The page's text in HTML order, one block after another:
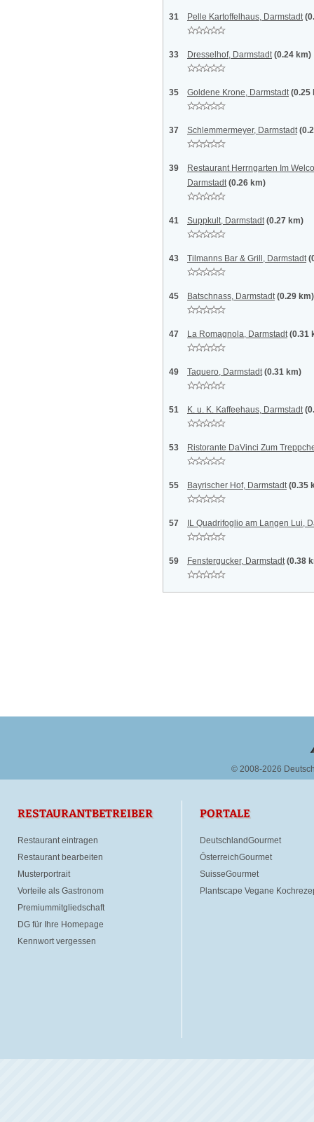
31 Pelle Kartoffelhaus, Darmstadt
33 Dresselhof, Darmstadt (0.24 km)
35 Goldene Krone, Darmstadt (0.25
37 Schlemmermeyer, Darmstadt
39
Restaurant Herrngarten Im
Darmstadt (0.26 km)
41 Suppkult, Darmstadt (0.27 km)
43 Tilmanns Bar & Grill, Darmstadt
45 Batschnass, Darmstadt (0.29 km)
47 La Romagnola, Darmstadt (0.31
49 Taquero, Darmstadt (0.31 km)
51 K. u. K. Kaffeehaus, Darmstadt
53 Ristorante DaVinci Zum
55 Bayrischer Hof, Darmstadt (0.35
57 IL Quadrifoglio am Langen Lui,
59 Fenstergucker, Darmstadt (0.38
© 2008-2026
RESTAURANTBETREIBER
Restaurant eintragen
Restaurant bearbeiten
Musterportrait
Vorteile als Gastronom
Premiummitgliedschaft
DG für Ihre Homepage
Kennwort vergessen
PORTALE
DeutschlandGourmet
ÖsterreichGourmet
SuisseGourmet
Plantscape Vegane